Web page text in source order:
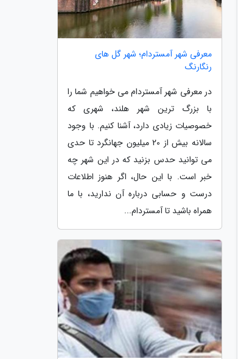
معرفی شهر آمستردام؛ شهر گل های
رنگارنگ
در معرفی شهر آمستردام می خواهیم شما را
با بزرگ ترین شهر هلند، شهری که
خصوصیات زیادی دارد، آشنا کنیم. با وجود
سالانه بیش از 20 میلیون جهانگرد تا حدی
می توانید حدس بزنید که در این شهر چه
خبر است. با این حال، اگر هنوز اطلاعات
درست و حسابی درباره آن ندارید، با ما
همراه باشید تا آمستردام...